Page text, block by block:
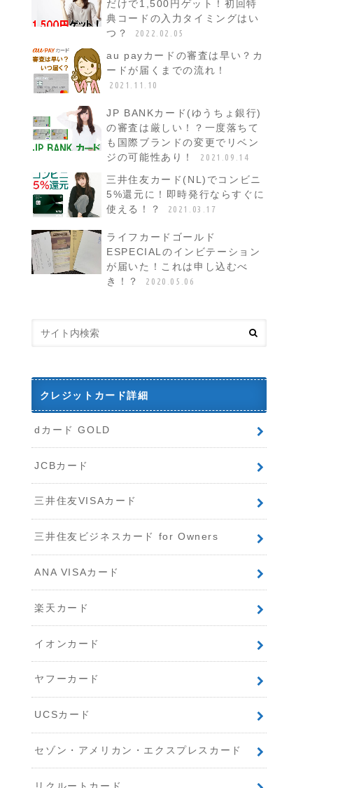
だけで1,500円ゲット！初回特
典コードの入力タイミングはい
つ？
2022.02.05
au payカードの審査は早い？カ
ードが届くまでの流れ！
2021.11.10
JP BANKカード(ゆうちょ銀行)
の審査は厳しい！？一度落ちて
も国際ブランドの変更でリベン
ジの可能性あり！
2021.09.14
三井住友カード(NL)でコンビニ
5%還元に！即時発行ならすぐに
使える！？
2021.03.17
ライフカードゴールド
ESPECIALのインビテーション
が届いた！これは申し込むべ
き！？
2020.05.06
クレジットカード詳細
dカード GOLD
JCBカード
三井住友VISAカード
三井住友ビジネスカード for Owners
ANA VISAカード
楽天カード
イオンカード
ヤフーカード
UCSカード
セゾン・アメリカン・エクスプレスカード
リクルートカード